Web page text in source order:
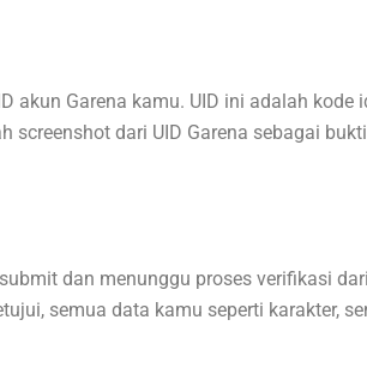
akun Garena kamu. UID ini adalah kode
dari UID Garena sebagai
dan menunggu proses verifikasi
semua data kamu seperti karakter,